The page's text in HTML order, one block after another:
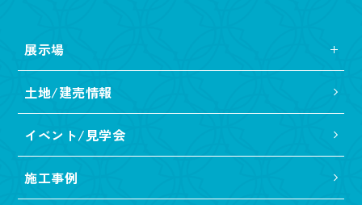
展示場
土地/建売情報
イベント/見学会
施工事例